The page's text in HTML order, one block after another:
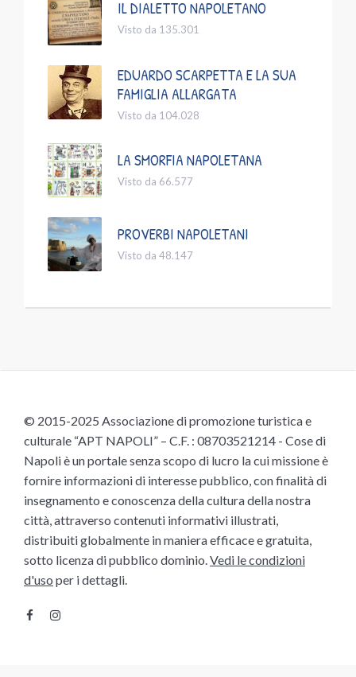
IL DIALETTO NAPOLETANO
Visto da 135.301
EDUARDO SCARPETTA E LA SUA
FAMIGLIA ALLARGATA
Visto da 104.028
LA SMORFIA NAPOLETANA
Visto da 66.577
PROVERBI NAPOLETANI
Visto da 48.147
© 2015-2025 Associazione di promozione turistica e
culturale “APT NAPOLI” – C.F. : 08703521214 - Cose di
Napoli è un portale senza scopo di lucro la cui missione è
fornire informazioni di interesse pubblico, con finalità di
insegnamento e conoscenza della cultura della nostra
città, attraverso contenuti informativi illustrati,
distribuiti globalmente in maniera efficace e gratuita,
sotto licenza di pubblico dominio.Vedi le condizioni
d'uso per i dettagli.